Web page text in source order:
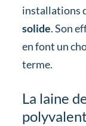
installations
solide. Son
en font un
terme.
La laine